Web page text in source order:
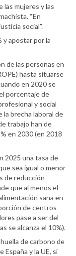
las mujeres y las
“En
social”.
y apostar por la
de las personas en
hasta situarse
en 2020 se
porcentaje de
y social
la brecha laboral de
trabajo han de
en 2030 (en 2018
2025 una tasa de
sea igual o menor
de reducción
que al menos el
sana en
de centros
pase a ser del
se alcanza el 10%).
de carbono de
y la UE, si